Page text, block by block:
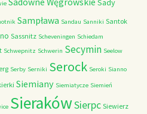
Sady
Sampława Sandau Sanniki Santok
Sassnitz Scheveningen Schiedam
Schwepnitz Schwerin Secymin Seelow
Serby Serniki Serock Seroki Sianno
Siemiany Siemiatycze Siemień
SierakówSierpc Siewierz